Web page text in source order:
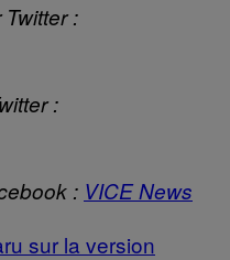
:
:
: VICE News
sur la version